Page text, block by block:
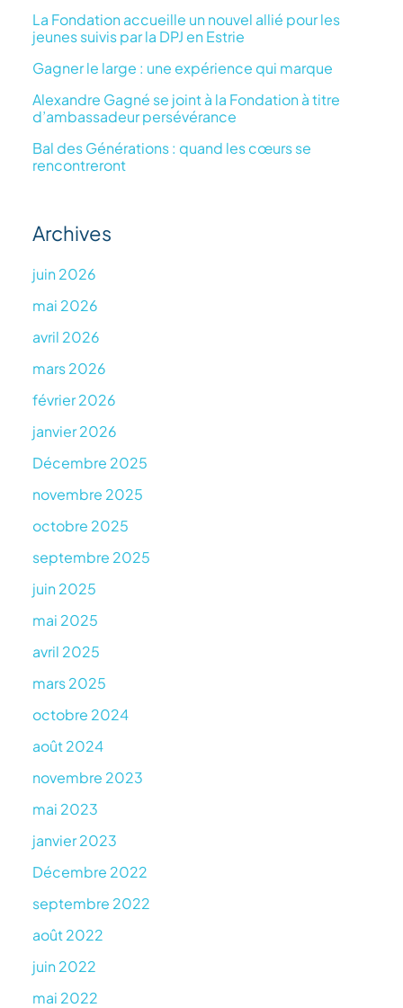
La Fondation accueille un nouvel allié pour les
jeunes suivis par la DPJ en Estrie
Gagner le large : une expérience qui marque
Alexandre Gagné se joint à la Fondation à titre
d’ambassadeur persévérance
Bal des Générations : quand les cœurs se
rencontreront
Archives
juin 2026
mai 2026
avril 2026
mars 2026
février 2026
janvier 2026
Décembre 2025
novembre 2025
octobre 2025
septembre 2025
juin 2025
mai 2025
avril 2025
mars 2025
octobre 2024
août 2024
novembre 2023
mai 2023
janvier 2023
Décembre 2022
septembre 2022
août 2022
juin 2022
mai 2022